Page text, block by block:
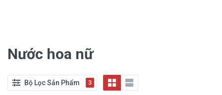
Nước hoa nữ
Bộ Lọc Sản Phẩm 3